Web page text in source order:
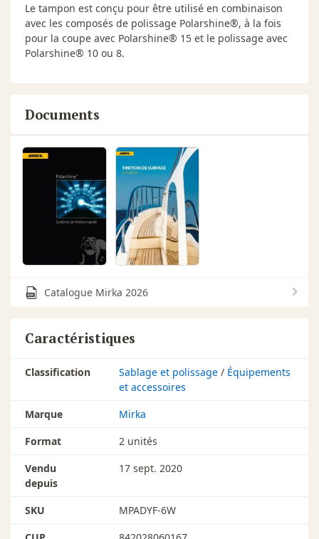
Le tampon est conçu pour être utilisé en combinaison
avec les composés de polissage Polarshine®, à la fois
pour la coupe avec Polarshine® 15 et le polissage avec
Polarshine® 10 ou 8.
Documents
Catalogue Mirka 2026
Caractéristiques
Classification Sablage et polissage / Équipements
et accessoires
Marque
Mirka
Format
2 unités
Vendu
depuis
17 sept. 2020
SKU
MPADYF-6W